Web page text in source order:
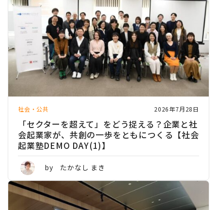
社会・公共 2026年7月28日
「セクターを超えて」をどう捉える？企業と社
会起業家が、共創の一歩をともにつくる【社会
起業塾DEMO DAY(1)】
by たかなし まき